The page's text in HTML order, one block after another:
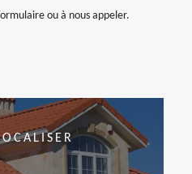
ou à nous appeler.